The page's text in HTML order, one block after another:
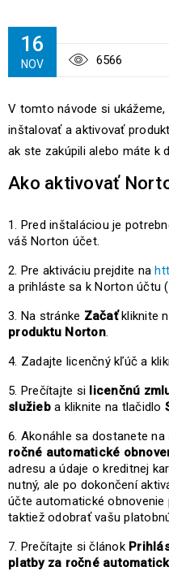
16
NOV 6566
V tomto návode si
inštalovať a aktivovať
ak ste zakúpili alebo máte k
Ako aktivovať
Pred inštaláciou je
váš Norton účet.
Pre aktiváciu prejdite na
a prihláste sa k Norton účtu
Na stránke Začaťkliknite
produktu Norton.
Zadajte licenčný kľúč a
Prečítajte si licenčnú
služieba kliknite na tlačidlo
Akonáhle sa dostanete na
ročné automatické
adresu a údaje o kreditnej
nutný, ale po dokončení
účte automatické
taktiež odobrať vašu
Prečítajte si článok
platby za ročné